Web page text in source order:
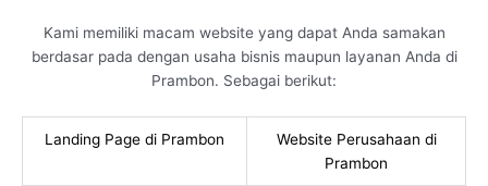
Kami memiliki macam website yang dapat Anda samakan
berdasar pada dengan usaha bisnis maupun layanan Anda di
Prambon. Sebagai berikut:
Landing Page di Prambon
Website Perusahaan di
Prambon